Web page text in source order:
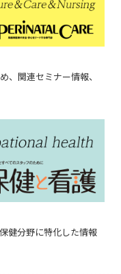
、関連セミナー情報、
健分野に特化した情報